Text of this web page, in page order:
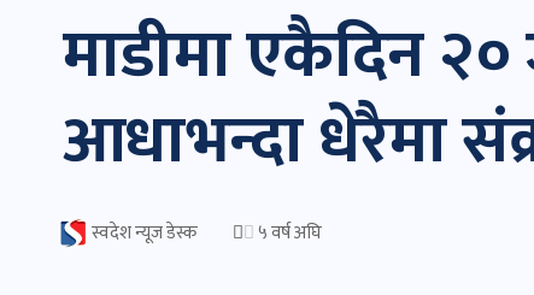
माडीमा एकैदिन २०
आधाभन्दा धेरैमा
स्वदेश न्यूज डेस्क ५ वर्ष अघि